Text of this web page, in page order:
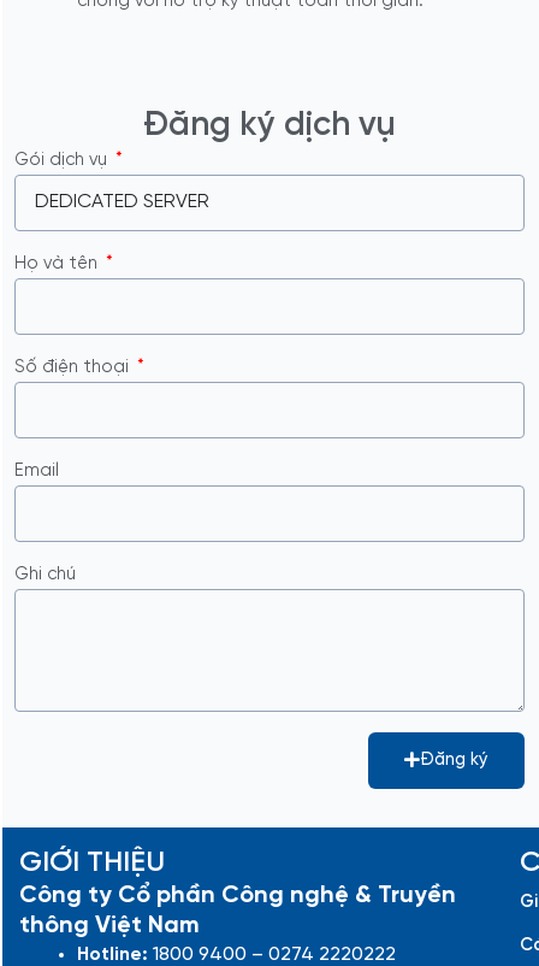
Đăng ký dịch vụ
Gói dịch vụ
Họ và tên
Số điện thoại
Email
Ghi chú
Đăng ký
GIỚI THIỆU
Công ty Cổ phần Công nghệ & Truyền
thông Việt Nam
Hotline: 1800 9400 – 0274 2220222